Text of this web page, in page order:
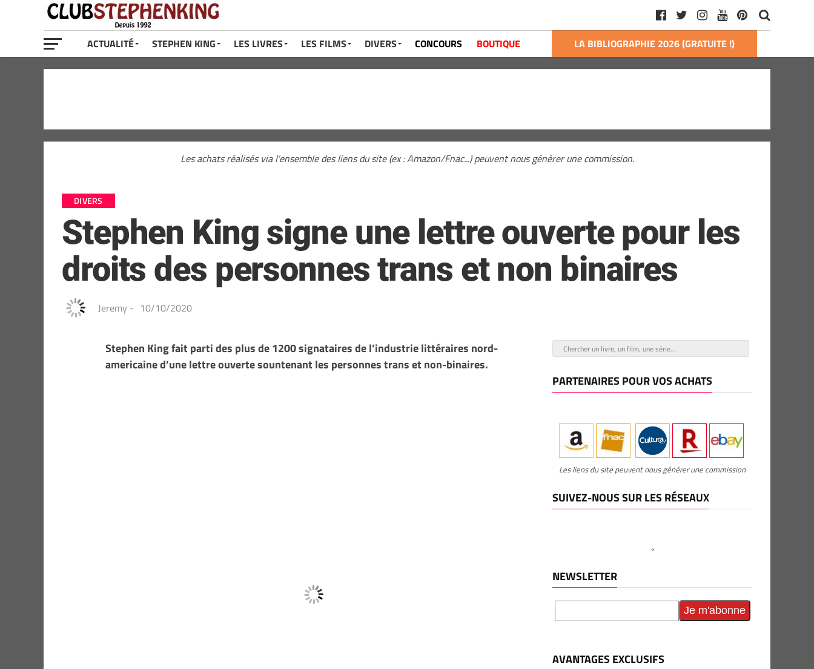
ACTUALITÉ STEPHEN KING LES LIVRES LES FILMS DIVERS CONCOURS BOUTIQUE LA BIBLIOGRAPHIE 2026 (GRATUITE !)
Les achats réalisés via l'ensemble des liens du site (ex : Amazon/Fnac...) peuvent nous générer une commission.
DIVERS
Stephen King signe une lettre ouverte pour les
droits des personnes trans et non binaires
Jeremy - 10/10/2020
Stephen King fait parti des plus de 1200 signataires de l’industrie littéraires nord-
americaine d’une lettre ouverte sountenant les personnes trans et non-binaires.
PARTENAIRES POUR VOS ACHATS
Les liens du site peuvent nous générer une commission
SUIVEZ-NOUS SUR LES RÉSEAUX
NEWSLETTER
AVANTAGES EXCLUSIFS